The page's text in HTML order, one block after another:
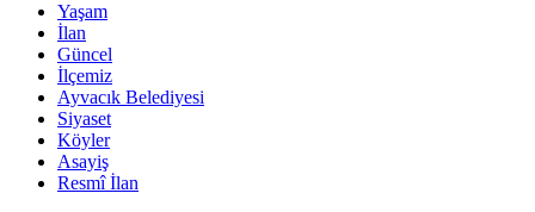
Yaşam
İlan
Güncel
İlçemiz
Ayvacık Belediyesi
Siyaset
Köyler
Asayiş
Resmî İlan